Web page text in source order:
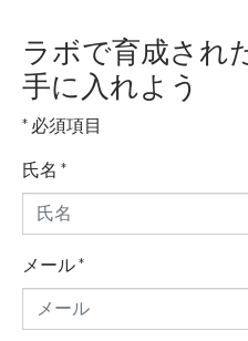
ラボで育成され
手に入れよう
* 必須項目
氏名 *
メール*